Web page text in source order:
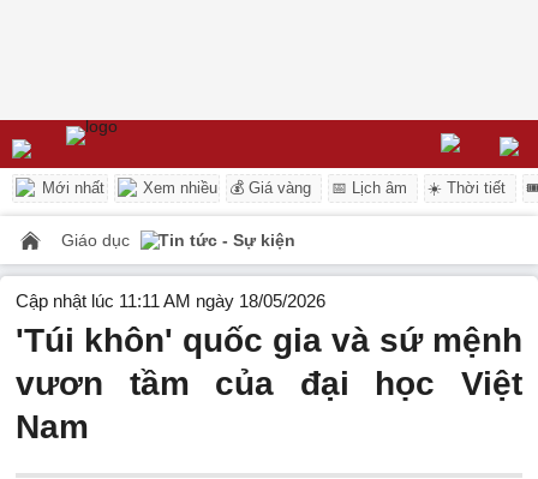
Mới nhất Xem nhiều 💰 Giá vàng 📅 Lịch âm ☀️ Thời tiết
Giáo dục Tin tức - Sự kiện
Cập nhật lúc 11:11 AM ngày 18/05/2026
'Túi khôn' quốc gia và sứ mệnh
vươn tầm của đại học Việt
Nam